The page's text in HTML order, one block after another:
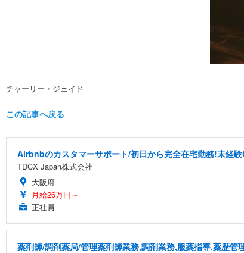
チャーリー・ジェイド
この記事へ戻る
Airbnbのカスタマーサポート/初日から完全在宅勤務!未経
TDCX Japan株式会社
大阪府
月給26万円～
正社員
薬剤師/調剤薬局/管理薬剤師業務,調剤業務,服薬指導,薬歴管